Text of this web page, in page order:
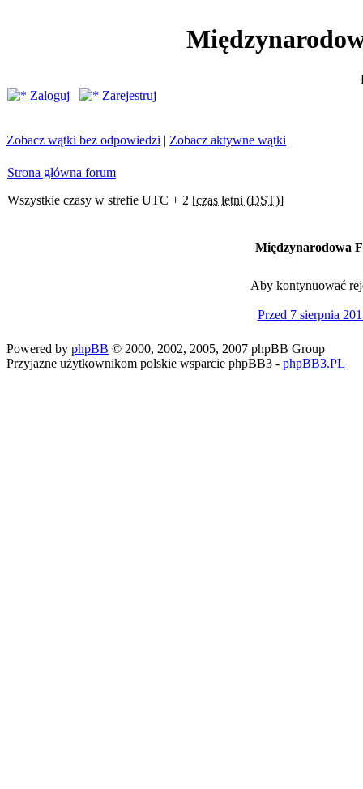
Zaloguj
Zarejestruj
Zobacz wątki bez odpowiedzi | Zobacz aktywne wątki
Strona główna forum
Wszystkie czasy w strefie UTC + 2 [czas letni (DST)]
Międzynarodowa
Aby kontynuować
Przed 7 sierpnia
Powered by phpBB © 2000, 2002, 2005, 2007 phpBB Group
Przyjazne użytkownikom polskie wsparcie phpBB3 - phpBB3.PL